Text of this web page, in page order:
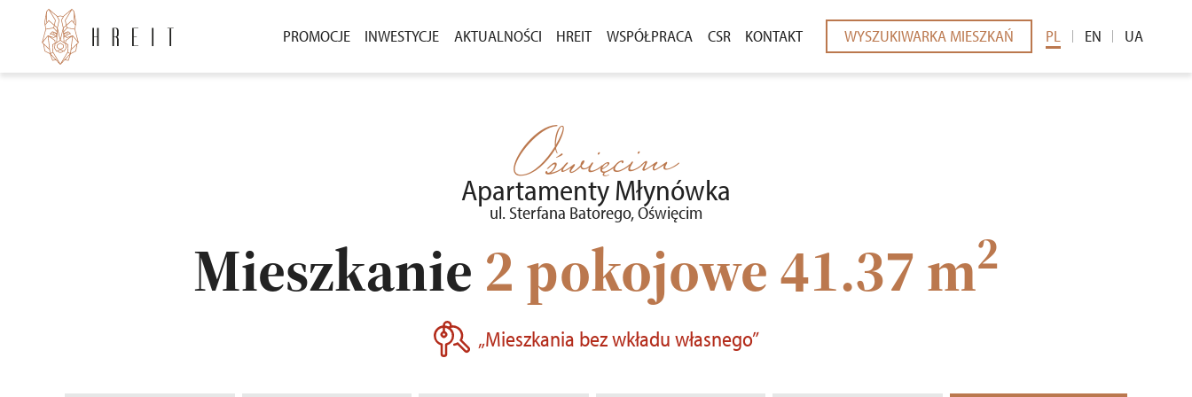
PROMOCJE
INWESTYCJE
AKTUALNOŚCI
HREIT
WSPÓŁPRACA
CSR
KONTAKT
WYSZUKIWARKA MIESZKAŃ PL EN UA
Oświęcim
Apartamenty Młynówka
ul. Sterfana Batorego, Oświęcim
Mieszkanie 2 pokojowe41.37 m2
„Mieszkania bez wkładu własnego”